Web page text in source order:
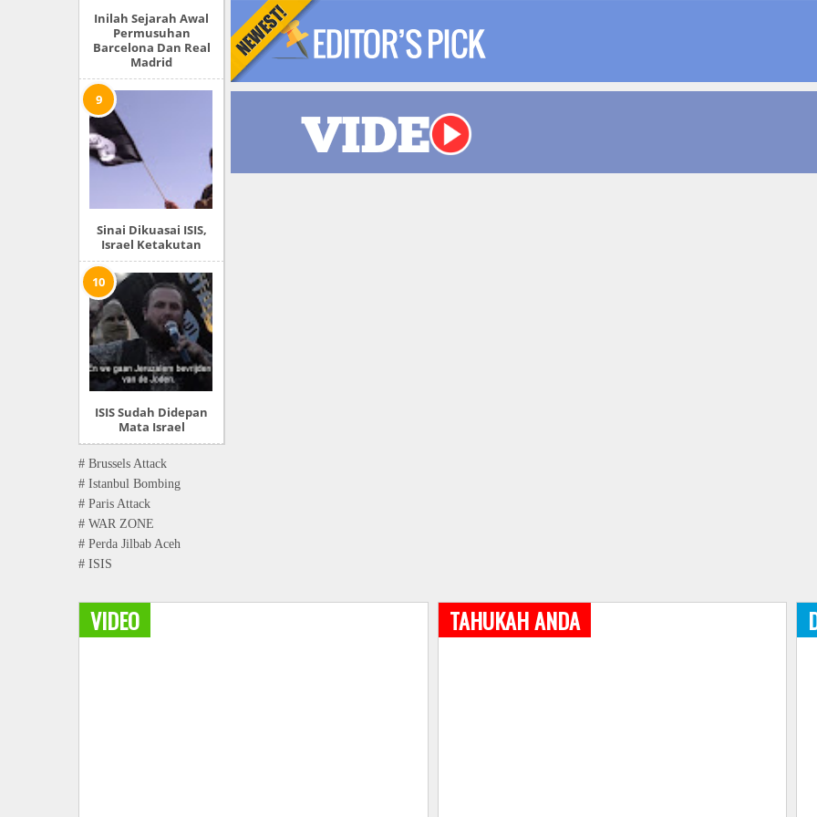
Inilah Sejarah Awal
Permusuhan
Barcelona Dan Real
Madrid
Sinai Dikuasai ISIS,
Israel Ketakutan
ISIS Sudah Didepan
Mata Israel
# Brussels Attack
# Istanbul Bombing
# Paris Attack
# WAR ZONE
# Perda Jilbab Aceh
# ISIS
VIDEO TAHUKAH ANDA